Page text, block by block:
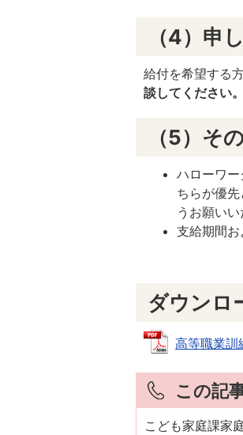
（4）申
給付を希望する
談してください。
（5）そ
ハローワ
ちらが優先
うお願いい
支給期間お
ダウンロ
高等職業訓
この記
こども家庭課家